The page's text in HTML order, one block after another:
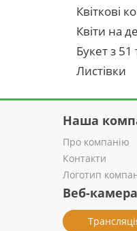
Квіткові
Квіти на
Букет з
Листівки
Наша
Про компанію
Контакти
Логотип
Веб-камера